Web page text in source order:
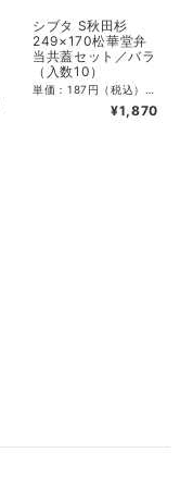
シブタ S秋田杉
249×170松華堂弁
当共蓋セット／バラ
（入数10）
¥1,870